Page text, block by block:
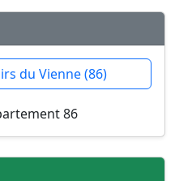
du Vienne (86)